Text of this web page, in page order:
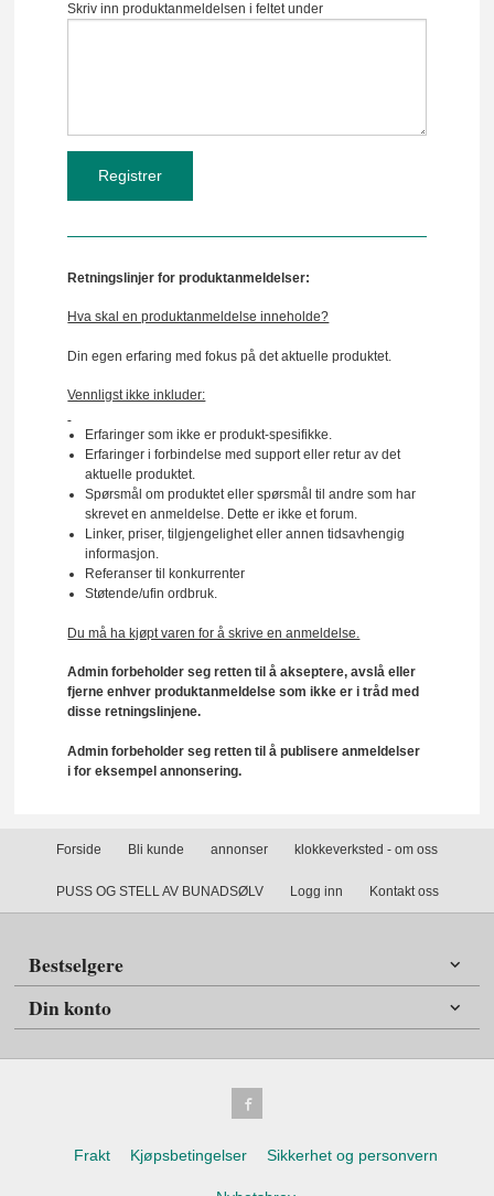
Skriv inn produktanmeldelsen i feltet under
Retningslinjer for produktanmeldelser:
Hva skal en produktanmeldelse inneholde?
Din egen erfaring med fokus på det aktuelle produktet.
Vennligst ikke inkluder:
Erfaringer som ikke er produkt-spesifikke.
Erfaringer i forbindelse med support eller retur av det
aktuelle produktet.
Spørsmål om produktet eller spørsmål til andre som har
skrevet en anmeldelse. Dette er ikke et forum.
Linker, priser, tilgjengelighet eller annen tidsavhengig
informasjon.
Referanser til konkurrenter
Støtende/ufin ordbruk.
Du må ha kjøpt varen for å skrive en anmeldelse.
Admin forbeholder seg retten til å akseptere, avslå eller
fjerne enhver produktanmeldelse som ikke er i tråd med
disse retningslinjene.
Admin forbeholder seg retten til å publisere anmeldelser
i for eksempel annonsering.
Forside Bli kunde annonser klokkeverksted - om oss
PUSS OG STELL AV BUNADSØLV Logg inn Kontakt oss
Bestselgere
Din konto
Frakt Kjøpsbetingelser Sikkerhet og personvern